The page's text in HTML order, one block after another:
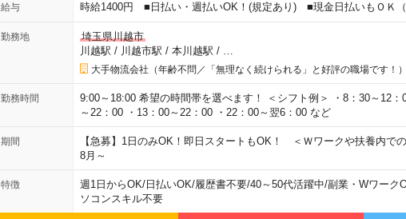
給与 時給1400円 ■日払い・週払いOK！(規定あり) ■現金日払いもＯＫ（
勤務地
埼玉県川越市
川越駅 / 川越市駅 / 本川越駅 /
大手物流会社（年齢不問／「無理なく続けられる」と好評の職場です！）
勤務時間
9:00～18:00 希望の時間帯を選べます！ ＜シフト例＞ ・8：30～12：
～22：00 ・13：00～22：00 ・22：00～翌6：00 など
期間
【急募】1日のみOK！即日スタートもOK！ ＜Ｗワークや扶養内で
8月～
特徴 週1日からOK/日払いOK/履歴書不要/40～50代活躍中/副業・Wワーク
ソコンスキル不要